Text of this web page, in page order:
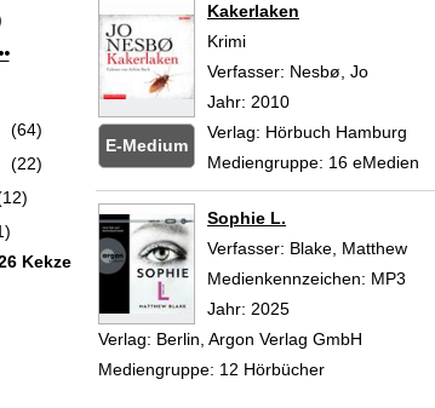
Mehr Verlag-Filter anzeigen
(64)
(22)
Kekze
Mediengruppe-Filter anzeigen
E-Medium
Kakerlaken
Krimi
Verfasser: Nesbø, Jo
Jahr: 2010
Verlag: Hörbuch Hamburg
Mediengruppe: 16 eMedien
Sophie L.
Verfasser: Blake, Matthew
Medienkennzeichen: MP3
Jahr: 2025
Verlag: Berlin, Argon Verlag GmbH
Mediengruppe: 12 Hörbücher